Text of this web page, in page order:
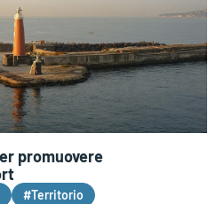
promuovere
#Territorio